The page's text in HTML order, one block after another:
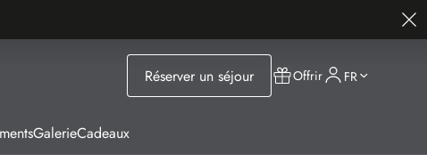
Réserver un séjour Offrir FR
GalerieCadeaux